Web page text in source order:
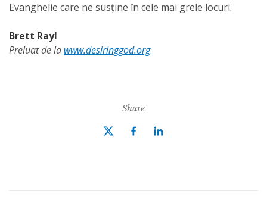
Evanghelie care ne susține în cele mai grele locuri.
Brett Rayl
Preluat de la www.desiringgod.org
Share